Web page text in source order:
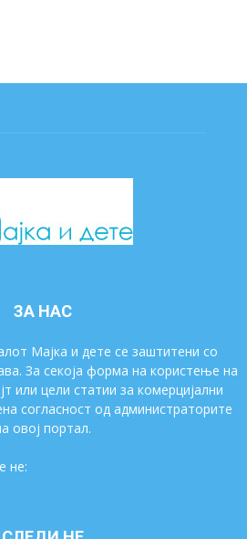
ЗА НАС
Мајка и дете се заштитени со
За секоја форма на користење на
или цели статии за комерцијални
согласност од администраторите
овој портал.
не: